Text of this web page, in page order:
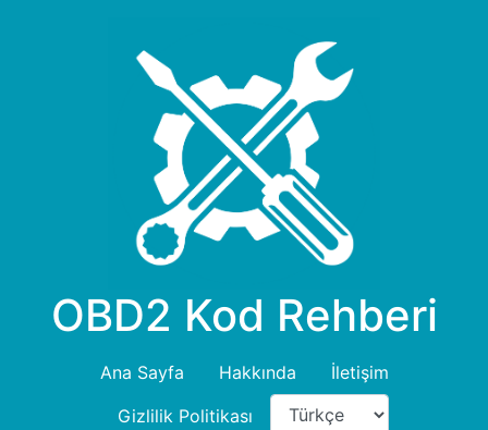
OBD2 Kod Rehberi
Ana Sayfa Hakkında
İletişim
Gizlilik Politikası